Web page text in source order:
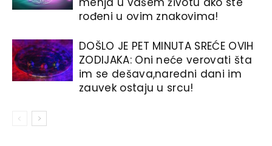
rođeni u ovim znakovima!
DOŠLO JE PET MINUTA SREĆE OVIH
ZODIJAKA: Oni neće verovati šta
im se dešava,naredni dani im
zauvek ostaju u srcu!